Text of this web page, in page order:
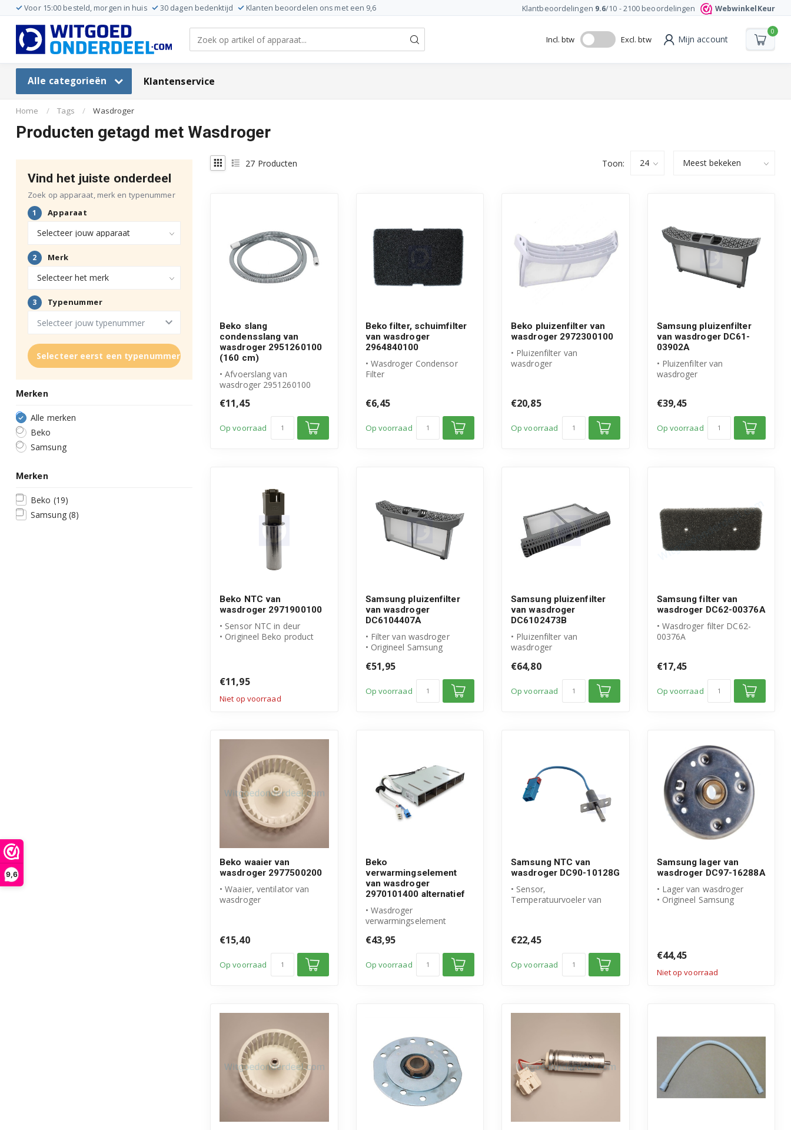
9,6
Voor 15:00 besteld, morgen in huis 30 dagen bedenktijd Klanten beoordelen ons met een 9,6 Klantbeoordelingen 9.6/10 -2100 beoordelingen WebwinkelKeur
Incl. btw Excl. btw Mijn account
0
Alle categorieën Klantenservice
Home / Tags / Wasdroger
Producten getagd met Wasdroger
Vind het juiste onderdeel
Zoek op apparaat, merk en typenummer
Selecteer eerst een typenummer
Merken
Alle merken
Beko
Samsung
Merken
Beko (19)
Samsung (8)
27 Producten Toon:
Beko slang
condensslang van
wasdroger 2951260100
(160 cm)
• Afvoerslang van
wasdroger 2951260100
€11,45
Op voorraad
Beko filter, schuimfilter
van wasdroger
2964840100
• Wasdroger Condensor
Filter
€6,45
Op voorraad
Beko pluizenfilter van
wasdroger 2972300100
• Pluizenfilter van
wasdroger
€20,85
Op voorraad
Samsung pluizenfilter
van wasdroger DC61-
03902A
• Pluizenfilter van
wasdroger
€39,45
Op voorraad
Beko NTC van
wasdroger 2971900100
• Sensor NTC in deur
• Origineel Beko product
€11,95
Niet op voorraad
Samsung pluizenfilter
van wasdroger
DC6104407A
• Filter van wasdroger
• Origineel Samsung
• Artikelnummer: DC61-
€51,95
Op voorraad
Samsung pluizenfilter
van wasdroger
DC6102473B
• Pluizenfilter van
wasdroger
product
• Artikelnummer: DC6...
€64,80
Op voorraad
Samsung filter van
wasdroger DC62-00376A
• Wasdroger filter DC62-
00376A
€17,45
Op voorraad
Beko waaier van
wasdroger 2977500200
• Waaier, ventilator van
wasdroger
€15,40
Op voorraad
Beko
verwarmingselement
van wasdroger
2970101400 alternatief
• Wasdroger
verwarmingselement
• Hoogwaardig alternatief
€43,95
Op voorraad
Samsung NTC van
wasdroger DC90-10128G
• Sensor,
Temperatuurvoeler van
€22,45
Op voorraad
Samsung lager van
wasdroger DC97-16288A
• Lager van wasdroger
• Origineel Samsung
€44,45
Niet op voorraad